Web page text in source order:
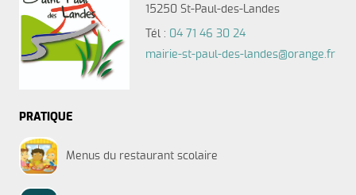
15250 St-Paul-des-Landes
Tél : 04 71 46 30 24
mairie-st-paul-des-landes@orange.fr
PRATIQUE
Menus du restaurant scolaire